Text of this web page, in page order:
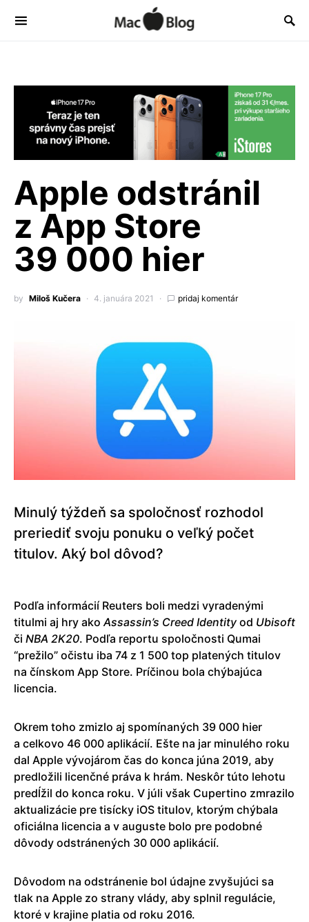
Apple odstránil
z App Store
39 000 hier
by Miloš Kučera 4. januára 2021 pridaj komentár
Minulý týždeň sa spoločnosť rozhodol
preriediť svoju ponuku o veľký počet
titulov. Aký bol dôvod?
Podľa informácií Reuters boli medzi vyradenými
titulmi aj hry ako Assassin’s Creed Identity od Ubisoft
či NBA 2K20. Podľa reportu spoločnosti Qumai
“prežilo” očistu iba 74 z 1 500 top platených titulov
na čínskom App Store. Príčinou bola chýbajúca
licencia.
Okrem toho zmizlo aj spomínaných 39 000 hier
a celkovo 46 000 aplikácií. Ešte na jar minulého roku
dal Apple vývojárom čas do konca júna 2019, aby
predložili licenčné práva k hrám. Neskôr túto lehotu
predĺžil do konca roku. V júli však Cupertino zmrazilo
aktualizácie pre tisícky iOS titulov, ktorým chýbala
oficiálna licencia a v auguste bolo pre podobné
dôvody odstránených 30 000 aplikácií.
Dôvodom na odstránenie bol údajne zvyšujúci sa
tlak na Apple zo strany vlády, aby splnil regulácie,
ktoré v krajine platia od roku 2016.